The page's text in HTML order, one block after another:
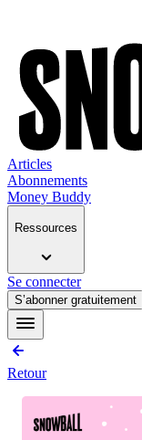
Articles
Abonnements
Money Buddy
Ressources
Se connecter
S’abonner gratuitement
Retour